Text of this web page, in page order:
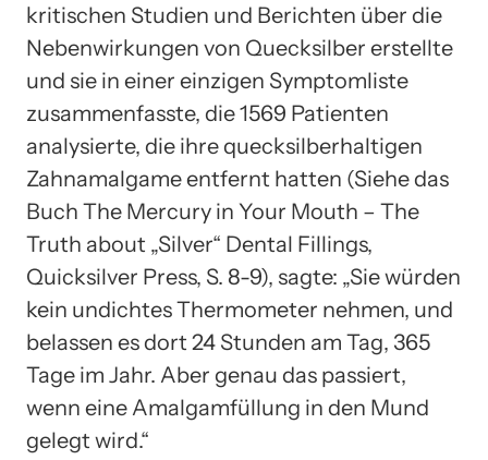
kritischen Studien und Berichten über die
Nebenwirkungen von Quecksilber erstellte
und sie in einer einzigen Symptomliste
zusammenfasste, die 1569 Patienten
analysierte, die ihre quecksilberhaltigen
Zahnamalgame entfernt hatten (Siehe das
Buch The Mercury in Your Mouth – The
Truth about „Silver“ Dental Fillings,
Quicksilver Press, S. 8-9), sagte: „Sie würden
kein undichtes Thermometer nehmen, und
belassen es dort 24 Stunden am Tag, 365
Tage im Jahr. Aber genau das passiert,
wenn eine Amalgamfüllung in den Mund
gelegt wird.“